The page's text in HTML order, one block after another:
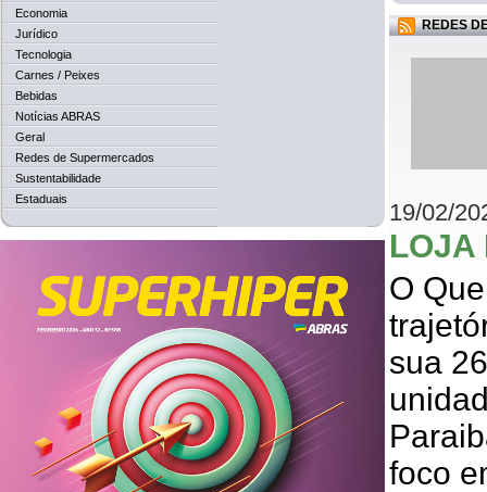
Economia
Jurídico
Tecnologia
Carnes / Peixes
Bebidas
Notícias ABRAS
Geral
Redes de Supermercados
Sustentabilidade
Estaduais
REDES
19/02/
LOJA
O
sua
foco